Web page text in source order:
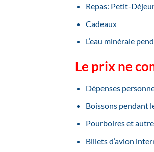
Repas: Petit-
Cadeaux
L’eau minérale
Le prix ne
Dépenses
Boissons pendant
Pourboires et
Billets d’avion